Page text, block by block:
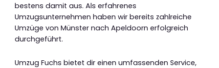
bestens damit aus. Als erfahrenes
Umzugsunternehmen haben wir bereits zahlreiche
Umzüge von Münster nach Apeldoorn erfolgreich
durchgeführt.
Umzug Fuchs bietet dir einen umfassenden Service,